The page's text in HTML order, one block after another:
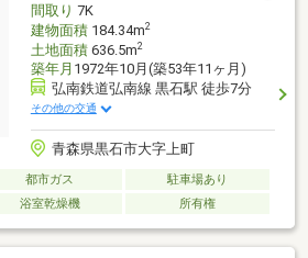
間取り 7K
建物面積184.34m2
土地面積636.5m2
築年月 1972年10月(築53年11ヶ月)
弘南鉄道弘南線 黒石駅 徒歩7分
その他の交通
青森県黒石市大字上町
都市ガス
駐車場あり
浴室乾燥機 所有権